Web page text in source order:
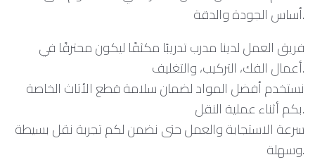
أساس الجودة والدقة.
أعمال الفك، التركيب، والتغليف.
نستخدم أفضل المواد لضمان سلامة قطع الأثاث الخاصة
بكم أثناء عملية النقل.
سرعة الاستجابة والعمل حتى نضمن لكم تجربة نقل بسيطة
وسهلة.